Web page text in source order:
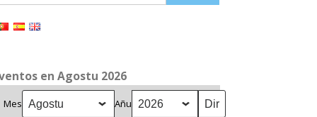
en Agostu 2026
Mes Añu